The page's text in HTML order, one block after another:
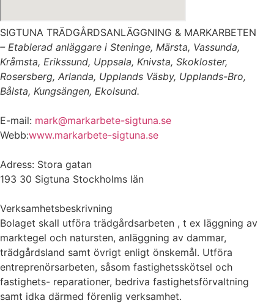
SIGTUNA TRÄDGÅRDSANLÄGGNING & MARKARBETEN
– Etablerad anläggare i Steninge, Märsta, Vassunda,
Kråmsta, Erikssund, Uppsala, Knivsta, Skokloster,
Rosersberg, Arlanda, Upplands Väsby, Upplands-Bro,
Bålsta, Kungsängen, Ekolsund.
E-mail: mark@markarbete-sigtuna.se
Webb:www.markarbete-sigtuna.se
Adress: Stora gatan
193 30 Sigtuna Stockholms län
Verksamhetsbeskrivning
Bolaget skall utföra trädgårdsarbeten , t ex läggning av
marktegel och natursten, anläggning av dammar,
trädgårdsland samt övrigt enligt önskemål. Utföra
entreprenörsarbeten, såsom fastighetsskötsel och
fastighets- reparationer, bedriva fastighetsförvaltning
samt idka därmed förenlig verksamhet.